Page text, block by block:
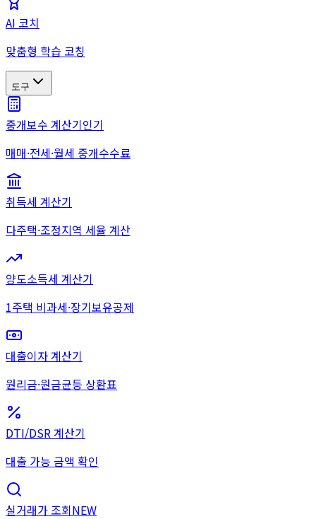
AI 코치
맞춤형 학습 코칭
도구
중개보수 계산기인기
매매·전세·월세 중개수수료
취득세 계산기
다주택·조정지역 세율 계산
양도소득세 계산기
1주택 비과세·장기보유공제
대출이자 계산기
원리금·원금균등 상환표
DTI/DSR 계산기
대출 가능 금액 확인
실거래가 조회NEW